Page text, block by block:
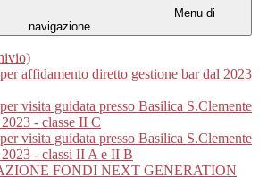
Menu di
navigazione
affidamento diretto gestione bar dal 2023
visita guidata presso Basilica S.Clemente
- classe II C
visita guidata presso Basilica S.Clemente
- classi II A e II B
FONDI NEXT GENERATION